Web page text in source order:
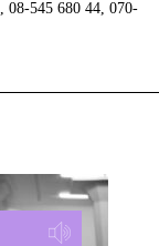
, 08-545 680 44, 070-